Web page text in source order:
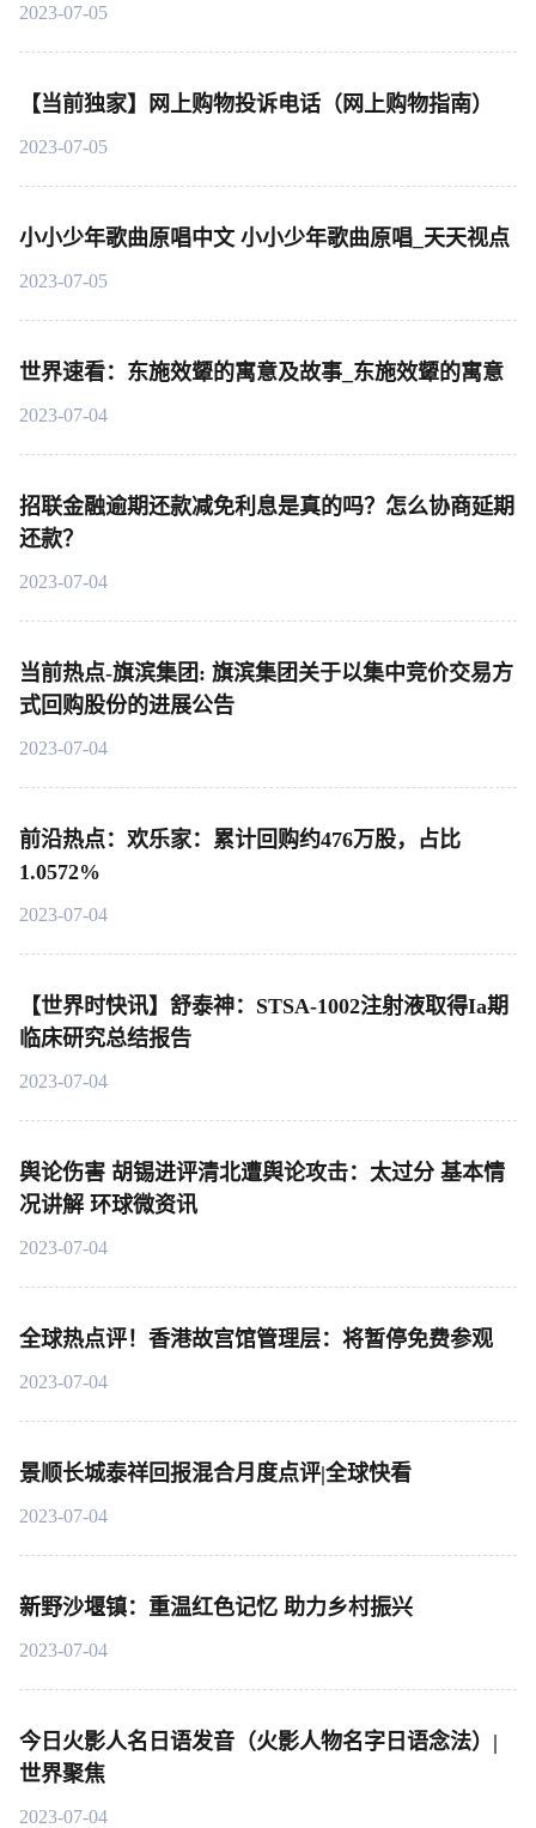
2023-07-05
【当前独家】网上购物投诉电话（网上购物指南）
2023-07-05
小小少年歌曲原唱中文 小小少年歌曲原唱_天天视点
2023-07-05
世界速看：东施效颦的寓意及故事_东施效颦的寓意
2023-07-04
招联金融逾期还款减免利息是真的吗？怎么协商延期
还款？
2023-07-04
当前热点-旗滨集团: 旗滨集团关于以集中竞价交易方
式回购股份的进展公告
2023-07-04
前沿热点：欢乐家：累计回购约476万股，占比
1.0572%
2023-07-04
【世界时快讯】舒泰神：STSA-1002注射液取得Ia期
临床研究总结报告
2023-07-04
舆论伤害 胡锡进评清北遭舆论攻击：太过分 基本情
况讲解 环球微资讯
2023-07-04
全球热点评！香港故宫馆管理层：将暂停免费参观
2023-07-04
景顺长城泰祥回报混合月度点评|全球快看
2023-07-04
新野沙堰镇：重温红色记忆 助力乡村振兴
2023-07-04
今日火影人名日语发音（火影人物名字日语念法）|
世界聚焦
2023-07-04